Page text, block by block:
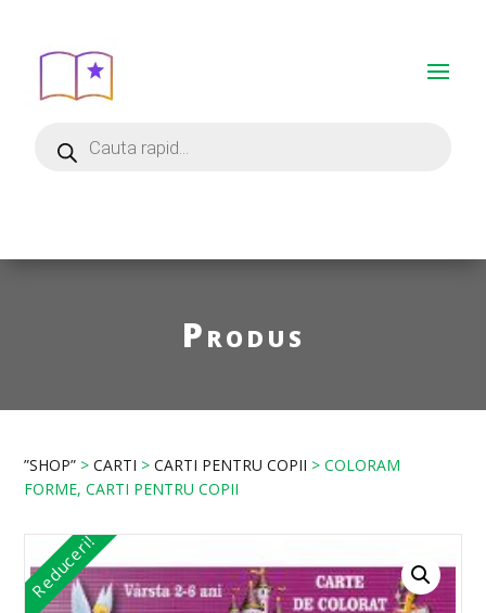
Produs
”SHOP” >CARTI >CARTI PENTRU COPII > COLORAM
FORME, CARTI PENTRU COPII
Reduceri!